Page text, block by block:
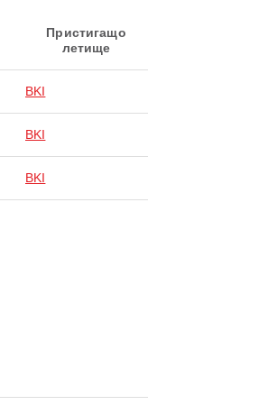
Пристигащо
летище
BKI
BKI
BKI